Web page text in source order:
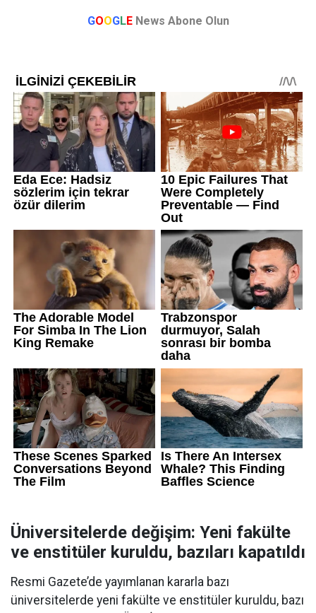
GOOGLE News Abone Olun
Üniversitelerde değişim: Yeni fakülte
ve enstitüler kuruldu, bazıları kapatıldı
Resmi Gazete’de yayımlanan kararla bazı
üniversitelerde yeni fakülte ve enstitüler kuruldu, bazı